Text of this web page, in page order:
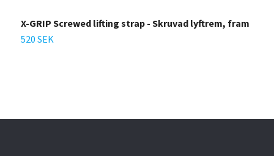
X-GRIP Screwed lifting strap - Skruvad lyftrem, fram
520 SEK